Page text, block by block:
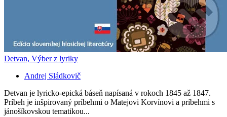
Detvan, Výber z lyriky
Andrej Sládkovič
Detvan je lyricko-epická báseň napísaná v rokoch 1845 až 1847.
Príbeh je inšpirovaný príbehmi o Matejovi Korvínovi a príbehmi s
jánošíkovskou tematikou...